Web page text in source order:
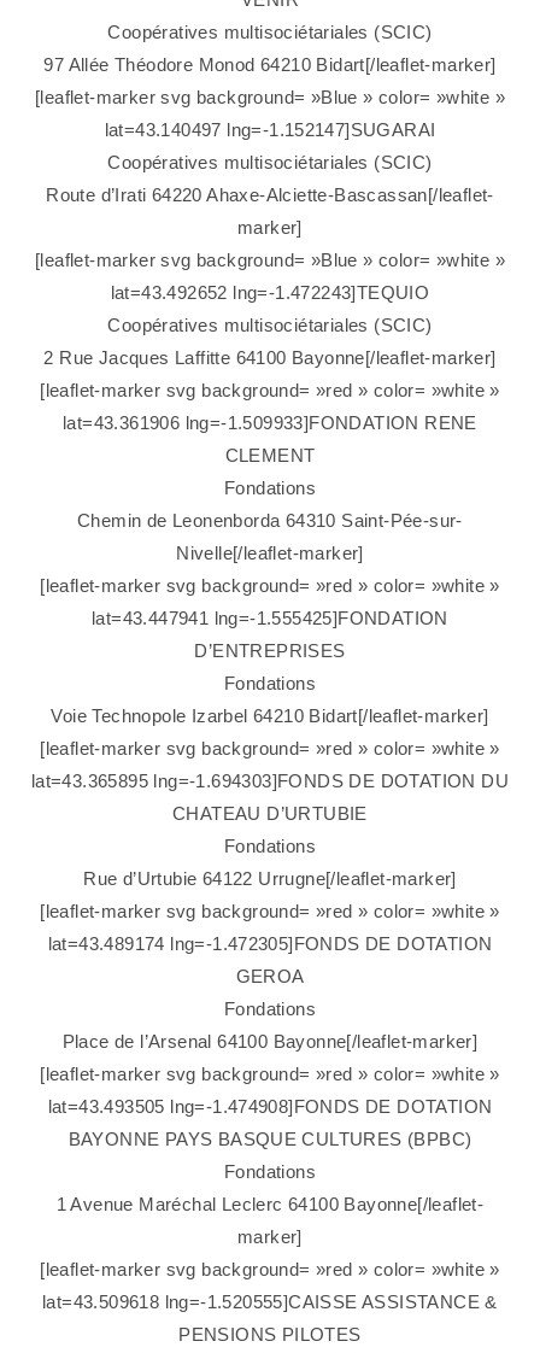
Coopératives multisociétariales (SCIC)
97 Allée Théodore Monod 64210 Bidart[/leaflet-marker]
[leaflet-marker svg background= »Blue » color= »white »
lat=43.140497 lng=-1.152147]SUGARAI
Coopératives multisociétariales (SCIC)
Route d’Irati 64220 Ahaxe-Alciette-Bascassan[/leaflet-
marker]
[leaflet-marker svg background= »Blue » color= »white »
lat=43.492652 lng=-1.472243]TEQUIO
Coopératives multisociétariales (SCIC)
2 Rue Jacques Laffitte 64100 Bayonne[/leaflet-marker]
[leaflet-marker svg background= »red » color= »white »
lat=43.361906 lng=-1.509933]FONDATION RENE
CLEMENT
Fondations
Chemin de Leonenborda 64310 Saint-Pée-sur-
Nivelle[/leaflet-marker]
[leaflet-marker svg background= »red » color= »white »
lat=43.447941 lng=-1.555425]FONDATION
D’ENTREPRISES
Fondations
Voie Technopole Izarbel 64210 Bidart[/leaflet-marker]
[leaflet-marker svg background= »red » color= »white »
lat=43.365895 lng=-1.694303]FONDS DE DOTATION DU
CHATEAU D’URTUBIE
Fondations
Rue d’Urtubie 64122 Urrugne[/leaflet-marker]
[leaflet-marker svg background= »red » color= »white »
lat=43.489174 lng=-1.472305]FONDS DE DOTATION
GEROA
Fondations
Place de l’Arsenal 64100 Bayonne[/leaflet-marker]
[leaflet-marker svg background= »red » color= »white »
lat=43.493505 lng=-1.474908]FONDS DE DOTATION
BAYONNE PAYS BASQUE CULTURES (BPBC)
Fondations
1 Avenue Maréchal Leclerc 64100 Bayonne[/leaflet-
marker]
[leaflet-marker svg background= »red » color= »white »
lat=43.509618 lng=-1.520555]CAISSE ASSISTANCE &
PENSIONS PILOTES